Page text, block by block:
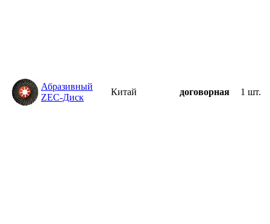
Абразивный
ZEC-Диск
Китай договорная 1 шт.